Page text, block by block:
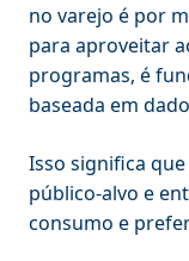
no varejo é por
para aproveitar
programas, é
baseada em
Isso significa
público-alvo e
consumo e